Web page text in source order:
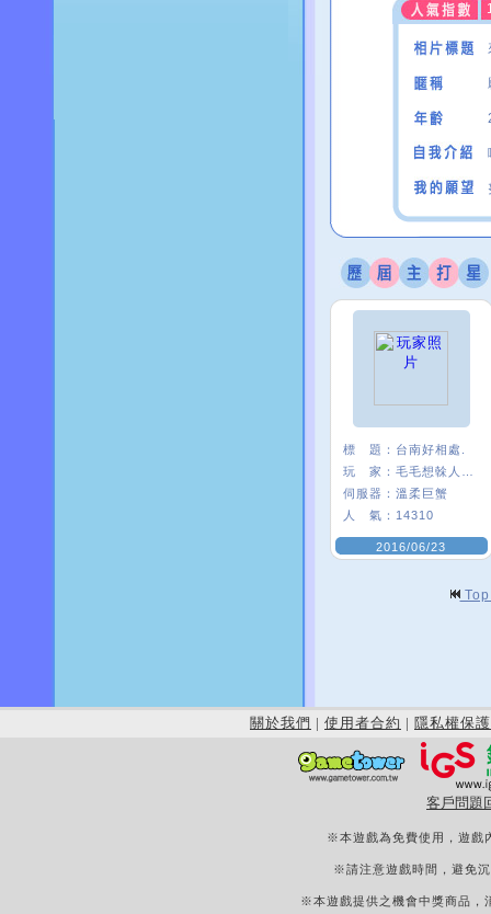
標 題： 台南好相處.
玩 家：
伺服器： 溫柔巨蟹
人 氣： 14310
2016/06/23
關於我們 | 使用者合約 | 隱私權保護
客戶問題
※本遊戲為免費使用，遊戲
※請注意遊戲時間，避免
※本遊戲提供之機會中獎商品，